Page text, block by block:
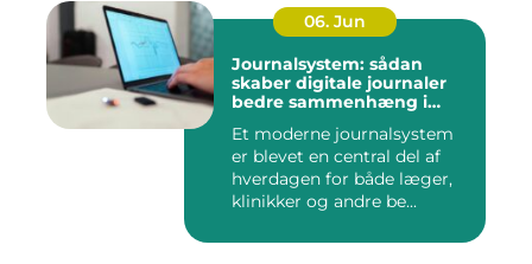
06. Jun
Journalsystem: sådan
skaber digitale journaler
bedre sammenhæng i
Et moderne journalsystem
er blevet en central del af
hverdagen for både læger,
klinikker og andre be...